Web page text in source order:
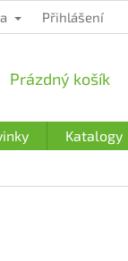
OSOBNÍCH
Přihlášení
NÁKUPNÍ
Prázdný košík
Katalogy